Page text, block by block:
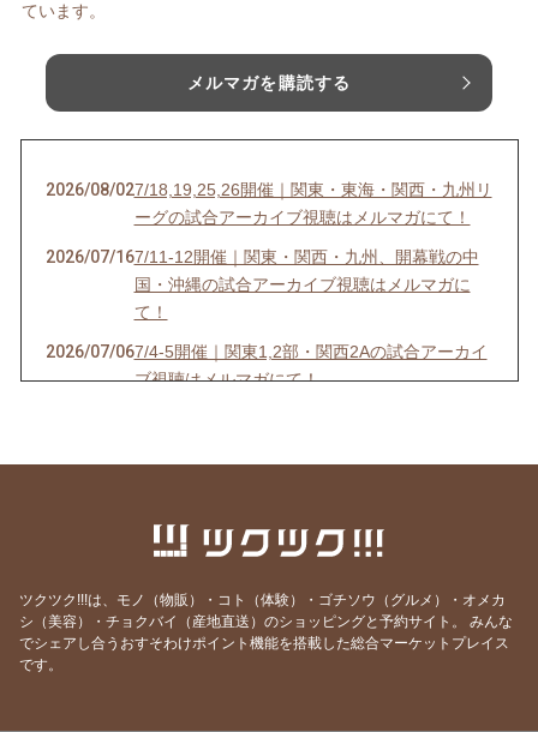
ています。
メルマガを購読する
2026/08/027/18,19,25,26開催｜関東・東海・関西・九州リ
ーグの試合アーカイブ視聴はメルマガにて！
2026/07/167/11-12開催｜関東・関西・九州、開幕戦の中
国・沖縄の試合アーカイブ視聴はメルマガに
て！
2026/07/067/4-5開催｜関東1,2部・関西2Aの試合アーカイ
ブ視聴はメルマガにて！
6/20-21開催｜関東4部AB・東海1部・関西2C・
て！
2026/06/20 6/13-14開催｜関東3部ABC,4部E、九州リーグ
ツクツク!!!は、モノ（物販）・コト（体験）・ゴチソウ（グルメ）・オメカ
シ（美容）・チョクバイ（産地直送）のショッピングと予約サイト。
みんな
でシェアし合うおすそわけポイント機能を搭載した総合マーケットプレイス
です。